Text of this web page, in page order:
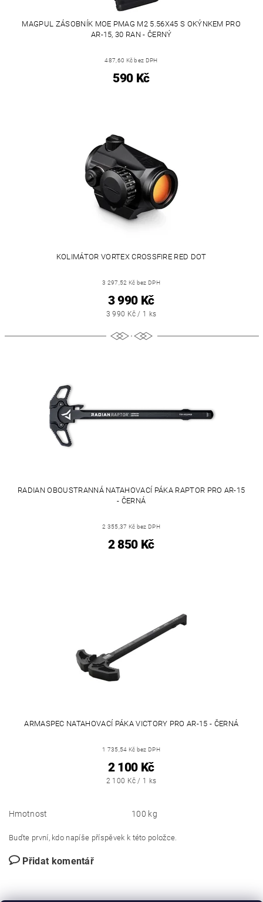
MAGPUL ZÁSOBNÍK MOE PMAG M2 5.56X45 S OKÝNKEM PRO
AR-15, 30 RAN - ČERNÝ
487,60 Kč bez DPH
590 Kč
KOLIMÁTOR VORTEX CROSSFIRE RED DOT
3 297,52 Kč bez DPH
3 990 Kč
3 990 Kč / 1 ks
RADIAN OBOUSTRANNÁ NATAHOVACÍ PÁKA RAPTOR PRO AR-15
- ČERNÁ
2 355,37 Kč bez DPH
2 850 Kč
ARMASPEC NATAHOVACÍ PÁKA VICTORY PRO AR-15 - ČERNÁ
1 735,54 Kč bez DPH
2 100 Kč
2 100 Kč / 1 ks
Hmotnost 100 kg
Buďte první, kdo napíše příspěvek k této položce.
Přidat komentář